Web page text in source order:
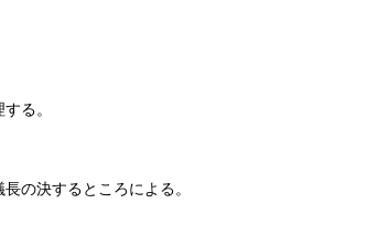
る。
の決するところによる。